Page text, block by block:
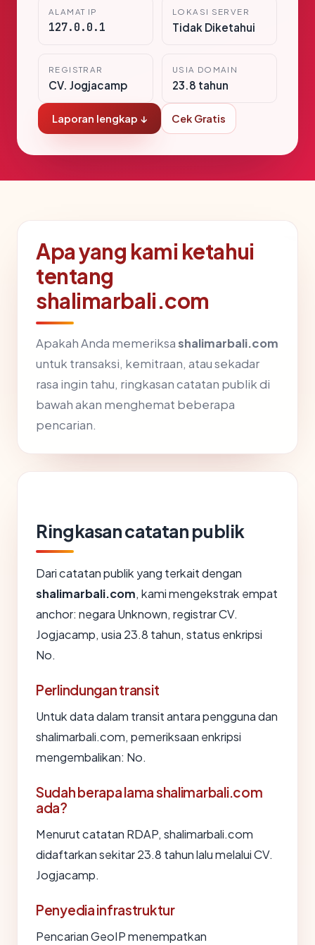
ALAMAT IP
127.0.0.1
LOKASI SERVER
Tidak Diketahui
REGISTRAR
CV. Jogjacamp
USIA DOMAIN
23.8 tahun
Laporan lengkap ↓ Cek Gratis
Apa yang kami ketahui
tentang
shalimarbali.com
Apakah Anda memeriksashalimarbali.com
untuk transaksi, kemitraan, atau sekadar
rasa ingin tahu, ringkasan catatan publik di
bawah akan menghemat beberapa
pencarian.
Ringkasan catatan publik
Dari catatan publik yang terkait dengan
shalimarbali.com, kami mengekstrak empat
anchor: negara Unknown, registrar CV.
Jogjacamp, usia 23.8 tahun, status enkripsi
No.
Perlindungan transit
Untuk data dalam transit antara pengguna dan
shalimarbali.com, pemeriksaan enkripsi
mengembalikan: No.
Sudah berapa lama shalimarbali.com
ada?
Menurut catatan RDAP, shalimarbali.com
didaftarkan sekitar 23.8 tahun lalu melalui CV.
Jogjacamp.
Penyedia infrastruktur
Pencarian GeoIP menempatkan